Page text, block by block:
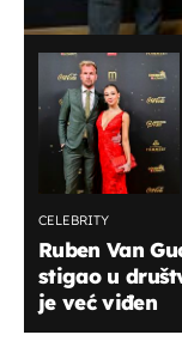
CELEBRITY
Ruben Van
stigao u
je već viđen